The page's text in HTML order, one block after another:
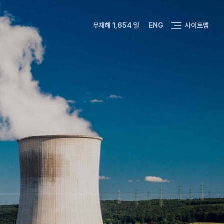
무재해 1,654 일 ENG 사이트맵